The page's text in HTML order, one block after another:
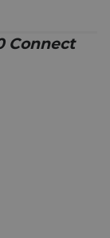
Connect